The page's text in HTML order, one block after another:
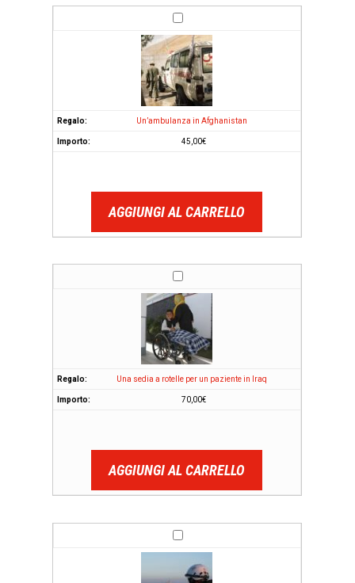
Un’ambulanza in Afghanistan
45,00€
AGGIUNGI AL CARRELLO
Una sedia a rotelle per un paziente in Iraq
70,00€
AGGIUNGI AL CARRELLO